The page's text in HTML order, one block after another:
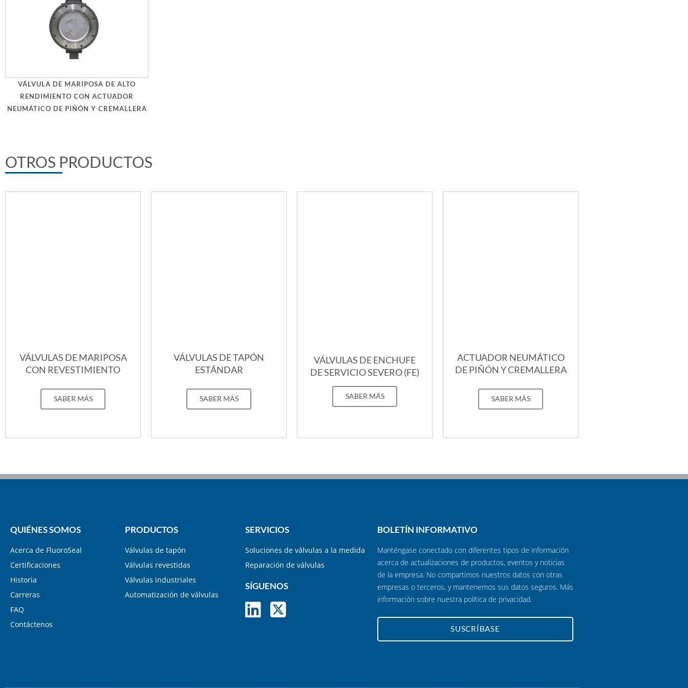
VÁLVULA DE MARIPOSA DE ALTO
RENDIMIENTO CON ACTUADOR
NEUMÁTICO DE PIÑÓN Y CREMALLERA
OTROS PRODUCTOS
VÁLVULAS DE MARIPOSA
CON REVESTIMIENTO
SABER MÁS
VÁLVULAS DE TAPÓN
ESTÁNDAR
SABER MÁS
VÁLVULAS DE ENCHUFE
DE SERVICIO SEVERO (FE)
SABER MÁS
ACTUADOR NEUMÁTICO
DE PIÑÓN Y CREMALLERA
SABER MÁS
QUIÉNES SOMOS
Acerca de FluoroSeal
Certificaciones
Historia
Carreras
FAQ
Contáctenos
PRODUCTOS
Válvulas de tapón
Válvulas revestidas
Válvulas industriales
Automatización de válvulas
SERVICIOS
Soluciones de válvulas a la medida
Reparación de válvulas
SÍGUENOS
BOLETÍN INFORMATIVO
Manténgase conectado con diferentes tipos de información
acerca de actualizaciones de productos, eventos y noticias
de la empresa. No compartimos nuestros datos con otras
empresas o terceros, y mantenemos sus datos seguros. Más
información sobre nuestra política de privacidad.
SUSCRÍBASE